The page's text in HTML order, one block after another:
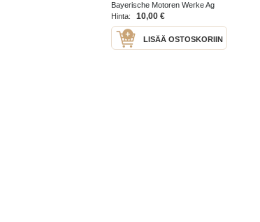
Bayerische Motoren Werke Ag
1992
Hinta: 10,00 €
LISÄÄ OSTOSKORIIN